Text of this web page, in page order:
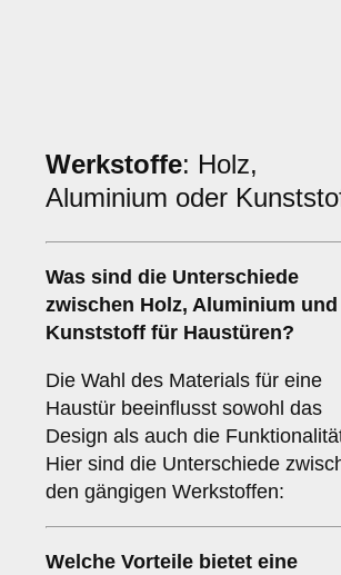
Werkstoffe: Holz,
Aluminium oder
Was sind die Unterschiede
zwischen Holz, Aluminium und
Kunststoff für Haustüren?
Die Wahl des Materials für eine
Haustür beeinflusst sowohl das
Design als auch die
Hier sind die Unterschiede
den gängigen Werkstoffen:
Welche Vorteile bietet eine